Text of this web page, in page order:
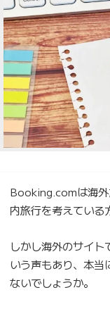
Booking.comは海外
内旅行を考えている
しかし海外のサイト
いう声もあり、本当
ないでしょうか。